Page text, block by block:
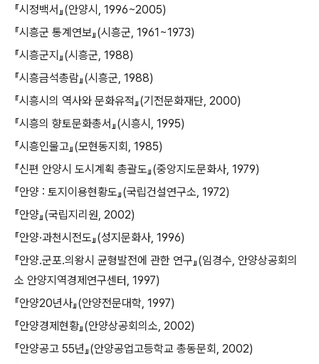
『시정백서』(안양시, 1996~2005)
『시흥군 통계연보』(시흥군, 1961~1973)
『시흥군지』(시흥군, 1988)
『시흥금석총람』(시흥군, 1988)
『시흥시의 역사와 문화유적』(기전문화재단, 2000)
『시흥의 향토문화총서』(시흥시, 1995)
『시흥인물고』(모현동지회, 1985)
『신편 안양시 도시계획 총괄도』(중앙지도문화사, 1979)
『안양 : 토지이용현황도』(국립건설연구소, 1972)
『안양』(국립지리원, 2002)
『안양·과천시전도』(성지문화사, 1996)
『안양․군포․의왕시 균형발전에 관한 연구』(임경수, 안양상공회의
소 안양지역경제연구센터, 1997)
『안양20년사』(안양전문대학, 1997)
『안양경제현황』(안양상공회의소, 2002)
『안양공고 55년』(안양공업고등학교 총동문회, 2002)